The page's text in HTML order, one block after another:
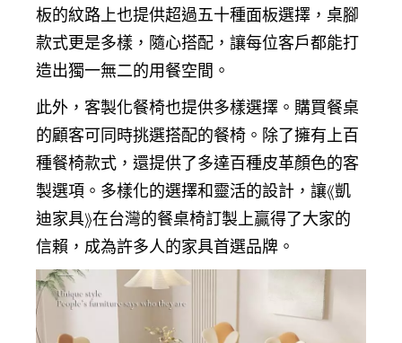
板的紋路上也提供超過五十種面板選擇，桌腳
款式更是多樣，隨心搭配，讓每位客戶都能打
造出獨一無二的用餐空間。
此外，客製化餐椅也提供多樣選擇。購買餐桌
的顧客可同時挑選搭配的餐椅。除了擁有上百
種餐椅款式，還提供了多達百種皮革顏色的客
製選項。多樣化的選擇和靈活的設計，讓《凱
迪家具》在台灣的餐桌椅訂製上贏得了大家的
信賴，成為許多人的家具首選品牌。